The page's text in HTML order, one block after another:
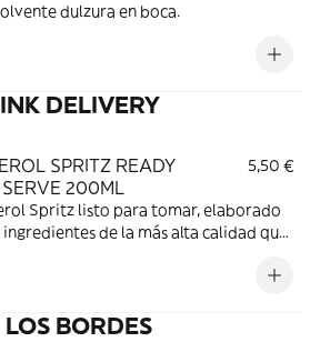
dulzura en boca.
DELIVERY
SPRITZ READY
200ML
5,50 €
Spritz listo para tomar, elaborado
ingredientes de la más alta calidad que
BORDES